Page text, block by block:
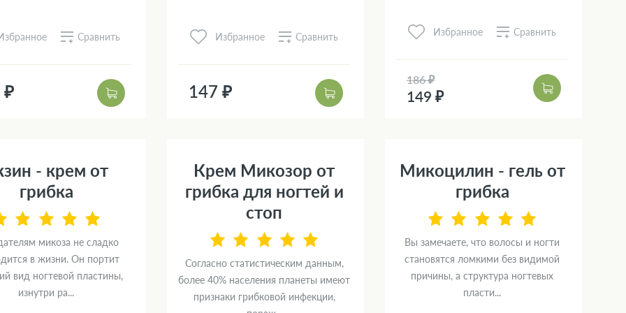
Сравнить
₽
Избранное Сравнить
147 ₽
Избранное Сравнить
186 ₽
149 ₽
- крем от
грибка
микоза не сладко
в жизни. Он портит
вид ногтевой пластины,
изнутри ра...
Крем Микозор от
грибка для ногтей и
стоп
Согласно статистическим данным,
более 40% населения планеты имеют
признаки грибковой инфекции,
Микоцилин - гель от
грибка
Вы замечаете, что волосы и ногти
становятся ломкими без видимой
причины, а структура ногтевых
пласти...